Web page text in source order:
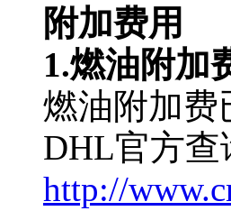
附加费用
1.燃油附加
燃油附加费
DHL官方查
http://